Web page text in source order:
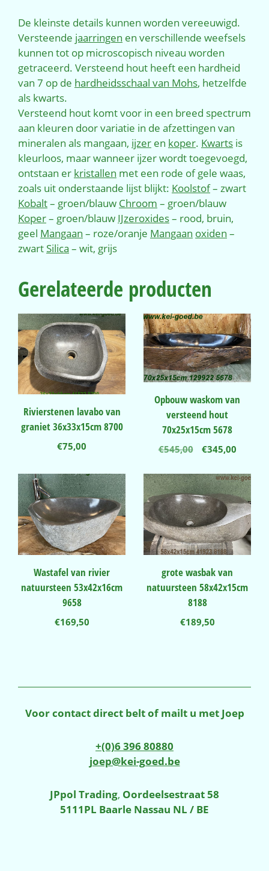
De kleinste details kunnen worden vereeuwigd.
Versteende jaarringen en verschillende weefsels
kunnen tot op microscopisch niveau worden
getraceerd. Versteend hout heeft een hardheid
van 7 op de hardheidsschaal van Mohs, hetzelfde
als kwarts.
Versteend hout komt voor in een breed spectrum
aan kleuren door variatie in de afzettingen van
mineralen als mangaan, ijzer en koper. Kwarts is
kleurloos, maar wanneer ijzer wordt toegevoegd,
ontstaan er kristallen met een rode of gele waas,
zoals uit onderstaande lijst blijkt: Koolstof– zwart
Kobalt– groen/blauw Chroom – groen/blauw
Koper– groen/blauw IJzeroxides– rood, bruin,
geel Mangaan – roze/oranje Mangaan oxiden –
zwart Silica – wit, grijs
Gerelateerde producten
Rivierstenen lavabo van
graniet 36x33x15cm 8700
€75,00
Opbouw waskom van
versteend hout
70x25x15cm 5678
€545,00
was:
€545,00.
€345,00
is:
Wastafel van rivier
natuursteen 53x42x16cm
9658
€169,50
grote wasbak van
natuursteen 58x42x15cm
8188
€189,50
Voor contact direct belt of mailt u met Joep
+(0)6 396 80880
joep@kei-goed.be
JPpol Trading, Oordeelsestraat 58
5111PL Baarle Nassau NL / BE